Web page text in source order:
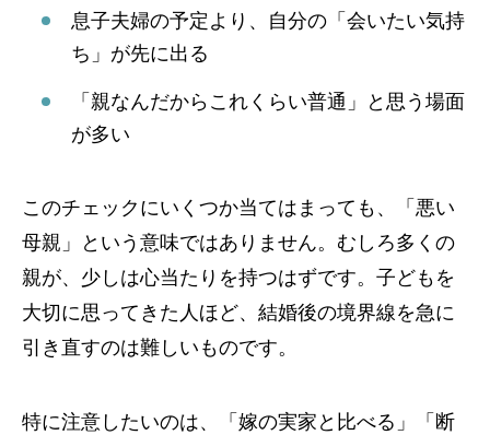
息子夫婦の予定より、自分の「会いたい気持
ち」が先に出る
「親なんだからこれくらい普通」と思う場面
が多い
このチェックにいくつか当てはまっても、「悪い
母親」という意味ではありません。むしろ多くの
親が、少しは心当たりを持つはずです。子どもを
大切に思ってきた人ほど、結婚後の境界線を急に
引き直すのは難しいものです。
特に注意したいのは、「嫁の実家と比べる」「断